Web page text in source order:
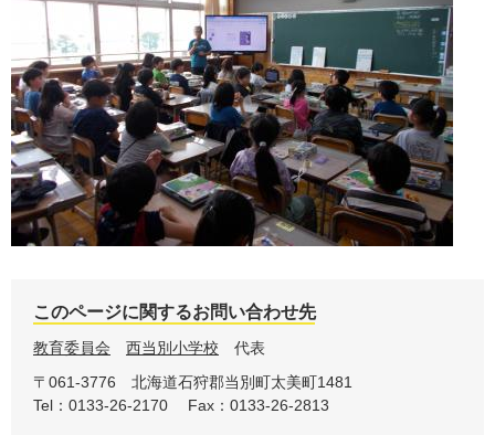
このページに関するお問い合わせ先
教育委員会 西当別小学校
代表
〒061-3776
北海道石狩郡当別町太美町1481
Tel：0133-26-2170
Fax：0133-26-2813